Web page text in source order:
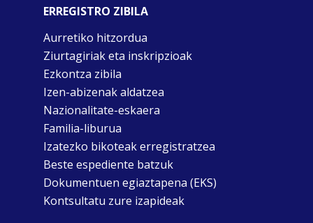
ERREGISTRO ZIBILA
Aurretiko hitzordua
Ziurtagiriak eta inskripzioak
Ezkontza zibila
Izen-abizenak aldatzea
Nazionalitate-eskaera
Familia-liburua
Izatezko bikoteak erregistratzea
Beste espediente batzuk
Dokumentuen egiaztapena (EKS)
Kontsultatu zure izapideak